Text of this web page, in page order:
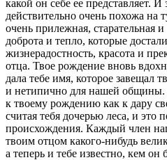
какой он себе ее представляет.
действительно очень похожа на
очень прилежная, старательная и
доброта и тепло, которые
жизнерадостность, красота и
отца. Твое рождение вновь
дала тебе имя, которое завещал
и нетипично для нашей общины.
к твоему рождению как к дару
считая тебя дочерью леса, и это
происхождения. Каждый член
твоим отцом какого-нибудь
а теперь и тебе известно, кем он